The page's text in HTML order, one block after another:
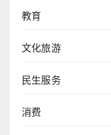
教育
文化旅游
民生服务
消费